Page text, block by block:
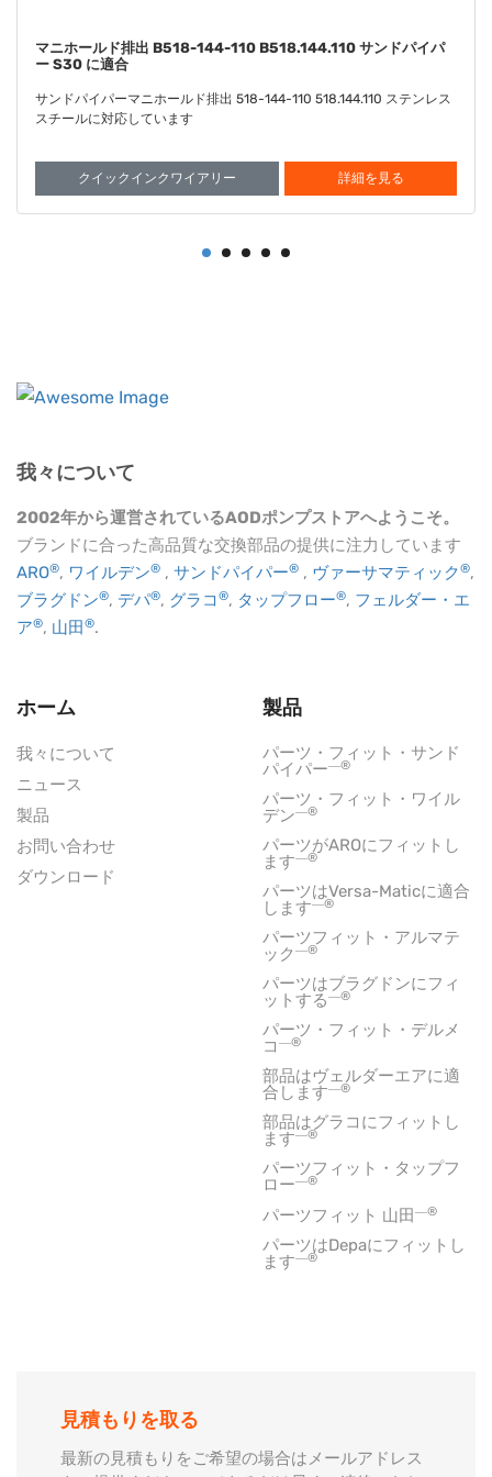
ダイアフラム サントプレン FDA B286-098-351
B286.098.351 サンドパイパー S30 に合着
サンドパイパー・ダイアフラム サントプレン FDA 286-098-351
286.098.351 と互換性があります
クイックインクワイアリー 詳細を見る
我々について
2002年から運営されているAODポンプストアへようこそ。
ブランドに合った高品質な交換部品の提供に注力しています
ARO®, ワイルデン® , サンドパイパー® , ヴァーサマティック®,
ブラグドン®, デパ®, グラコ ®, タップフロー®, フェルダー・エ
ア®, 山田®.
ホーム
我々について
ニュース
製品
お問い合わせ
ダウンロード
製品
パーツ・フィット・サンド
パイパー―®
パーツ・フィット・ワイル
デン―®
パーツがAROにフィットし
ます―®
パーツはVersa-Maticに適合
します―®
パーツフィット・アルマテ
ック ―®
パーツはブラグドンにフィ
ットする―®
パーツ・フィット・デルメ
コ ―®
部品はヴェルダーエアに適
合します―®
部品はグラコにフィットし
ます―®
パーツフィット・タップフ
ロー―®
パーツフィット 山田―®
パーツはDepaにフィットし
ます―®
見積もりを取る
最新の見積もりをご希望の場合はメールアドレス